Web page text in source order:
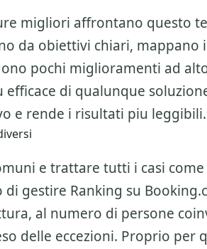
migliori affrontano questo
da obiettivi chiari, mappano
pochi miglioramenti ad
di qualunque
e rende i risultati piu leggibili.
e trattare tutti i casi
di gestire Ranking su
al numero di persone
delle eccezioni. Proprio per